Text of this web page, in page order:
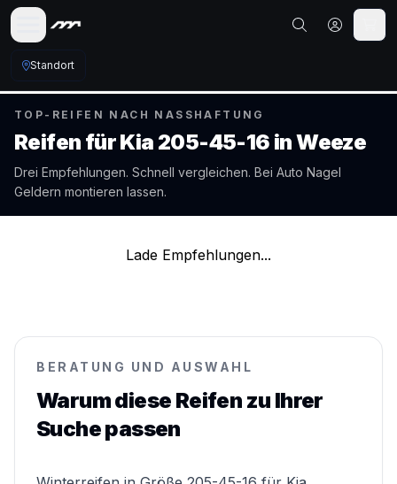
Standort
TOP-REIFEN NACH NASSHAFTUNG
Reifen fürKia 205-45-16 inWeeze
Drei Empfehlungen. Schnell vergleichen. Bei Auto Nagel
Geldern montieren lassen.
Lade Empfehlungen...
BERATUNG UND AUSWAHL
Warum diese Reifen zu Ihrer
Suche passen